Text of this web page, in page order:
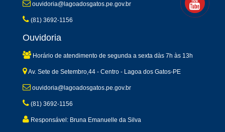
ouvidoria@lagoadosgatos.pe.gov.br
(81) 3692-1156
Ouvidoria
Horário de atendimento de segunda a sexta dàs 7h às 13h
Av. Sete de Setembro,44 - Centro - Lagoa dos Gatos-PE
ouvidoria@lagoadosgatos.pe.gov.br
(81) 3692-1156
Responsável: Bruna Emanuelle da Silva